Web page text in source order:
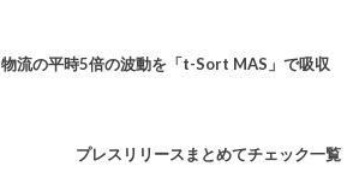
流の平時5倍の波動を「t-Sort MAS」で吸収
プレスリリースまとめてチェック一覧